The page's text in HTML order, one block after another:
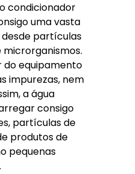
condicionador
uma vasta
partículas
microrganismos.
do equipamento
impurezas, nem
a água
consigo
partículas de
produtos de
pequenas